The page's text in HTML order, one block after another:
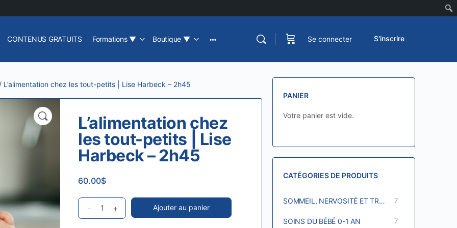
CONTENUS GRATUITS Formations ▼ Boutique ▼ Se connecter S'inscrire
/ L’alimentation chez les tout-petits | Lise Harbeck – 2h45
L’alimentation chez
les tout-petits | Lise
Harbeck – 2h45
60.00$
L’alimentation
chez
- + Ajouter au panier
PANIER
Votre panier est vide.
CATÉGORIES DE PRODUITS
SOMMEIL, NERVOSITÉ ET TROUBLES SCOLAIRES 7
SOINS DU BÉBÉ 0-1 AN 7